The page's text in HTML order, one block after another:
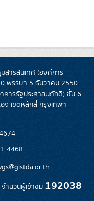
สารสนเทศ (องค์การ
พรรษา 5 ธันวาคม 2550
คารรัฐประศาสนภักดี) ชั้น 6
ง เขตหลักสี่ กรุงเทพฯ
4468
จำนวนผู้เข้าชม 192038